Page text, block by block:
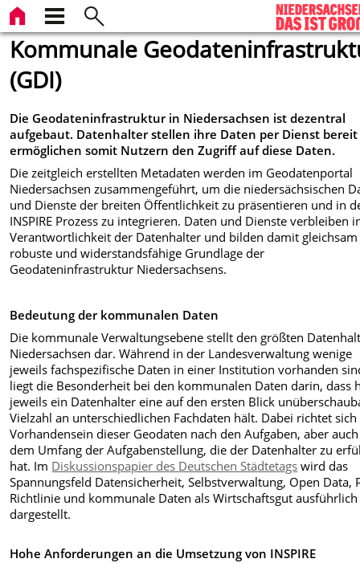
Kommunale
(GDI)
Die Geodateninfrastruktur in Niedersachsen ist dezentral
aufgebaut. Datenhalter stellen ihre Daten per Dienst
ermöglichen somit Nutzern den Zugriff auf diese Daten.
Die zeitgleich erstellten Metadaten werden im Geodatenportal
Niedersachsen zusammengeführt, um die niedersächsischen
und Dienste der breiten Öffentlichkeit zu präsentieren und in
INSPIRE Prozess zu integrieren. Daten und Dienste verbleiben
Verantwortlichkeit der Datenhalter und bilden damit
robuste und widerstandsfähige Grundlage der
Geodateninfrastruktur Niedersachsens.
Bedeutung der kommunalen Daten
Die kommunale Verwaltungsebene stellt den größten
Niedersachsen dar. Während in der Landesverwaltung wenige
jeweils fachspezifische Daten in einer Institution vorhanden
liegt die Besonderheit bei den kommunalen Daten darin, dass
jeweils ein Datenhalter eine auf den ersten Blick
Vielzahl an unterschiedlichen Fachdaten hält. Dabei richtet sich
Vorhandensein dieser Geodaten nach den Aufgaben, aber
dem Umfang der Aufgabenstellung, die der Datenhalter zu
hat. Im Diskussionspapier des Deutschen Städtetags wird das
Spannungsfeld Datensicherheit, Selbstverwaltung, Open Data,
Richtlinie und kommunale Daten als Wirtschaftsgut ausführlich
dargestellt.
Hohe Anforderungen an die Umsetzung von INSPIRE